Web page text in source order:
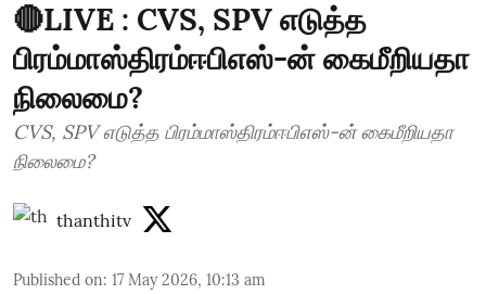
🔴LIVE : CVS, SPV எடுத்த
பிரம்மாஸ்திரம்ஈபிஎஸ்-ன் கைமீறியதா
நிலைமை?
CVS, SPV எடுத்த பிரம்மாஸ்திரம்ஈபிஎஸ்-ன் கைமீறியதா
நிலைமை?
thanthitv
Published on: 17 May 2026, 10:13 am